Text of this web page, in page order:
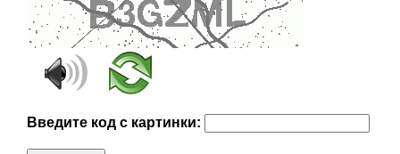
Введите код с картинки: